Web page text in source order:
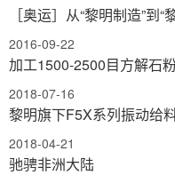
［奥运］从“黎明制造”到“
2016-09-22
加工1500-2500目方解石
2018-07-16
黎明旗下F5X系列振动给
2018-04-21
驰骋非洲大陆